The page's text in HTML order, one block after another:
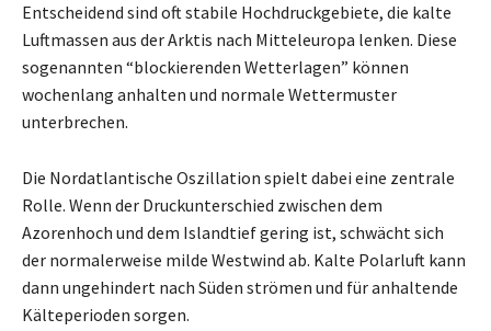
Entscheidend sind oft stabile Hochdruckgebiete, die kalte
Luftmassen aus der Arktis nach Mitteleuropa lenken. Diese
sogenannten “blockierenden Wetterlagen” können
wochenlang anhalten und normale Wettermuster
unterbrechen.
Die Nordatlantische Oszillation spielt dabei eine zentrale
Rolle. Wenn der Druckunterschied zwischen dem
Azorenhoch und dem Islandtief gering ist, schwächt sich
der normalerweise milde Westwind ab. Kalte Polarluft kann
dann ungehindert nach Süden strömen und für anhaltende
Kälteperioden sorgen.